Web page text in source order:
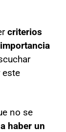
criterios
importancia
este
no se
haber un